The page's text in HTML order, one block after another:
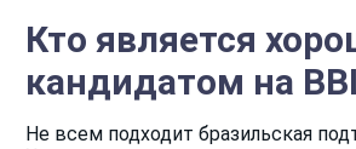
Кто является
кандидатом на
Не всем подходит бразильская